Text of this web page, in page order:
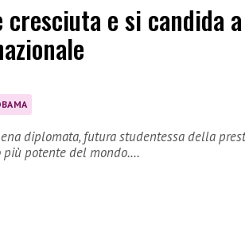
cresciuta e si candida
diplomata, futura studentessa della
più potente del mondo.…